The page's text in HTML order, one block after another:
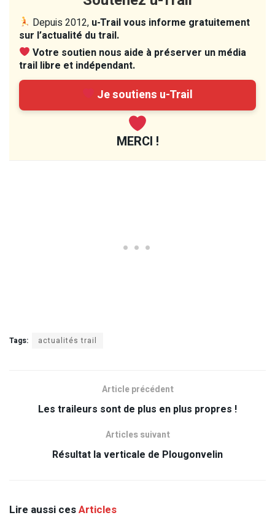
Depuis 2012, u-Trail vous informe gratuitement
sur l’actualité du trail.
Votre soutien nous aide à préserver un média
trail libre et indépendant.
Je soutiens u-Trail
MERCI !
Tags: actualités trail
Article précédent
Les traileurs sont de plus en plus propres !
Articles suivant
Résultat la verticale de Plougonvelin
Lire aussi cesArticles